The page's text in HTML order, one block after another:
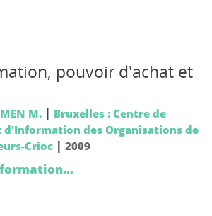
pouvoir d'achat et
M. | Bruxelles : Centre de
d'Information des Organisations de
Crioc| 2009